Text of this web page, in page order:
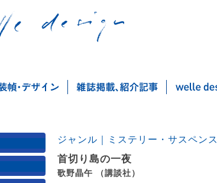
ジャンル｜ミステリー・サスペン
首切り島の一夜
歌野晶午 （講談社）